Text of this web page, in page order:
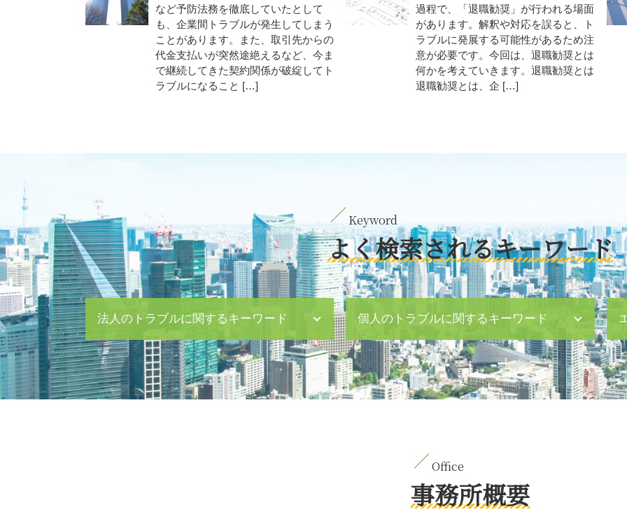
など予防法務を徹底していたとして
も、企業間トラブルが発生してしまう
ことがあります。また、取引先からの
代金支払いが突然途絶えるなど、今ま
で継続してきた契約関係が破綻してト
ラブルになること […]
過程で、「退職勧奨」が行われる場面
があります。解釈や対応を誤ると、ト
ラブルに発展する可能性があるため注
意が必要です。今回は、退職勧奨とは
何かを考えていきます。退職勧奨とは
退職勧奨とは、企 […]
よく検索されるキーワード
法人のトラブルに関するキーワード
就業規則 変更
企業 買収 m&a
債務 超過 m&a
個人のトラブルに関するキーワード
内容証明郵便 日本郵便
財産分与 離婚
法定相続分 兄弟のみ
財産管理権 親権
介護 離婚
相続放棄 デメリット
事務所概要